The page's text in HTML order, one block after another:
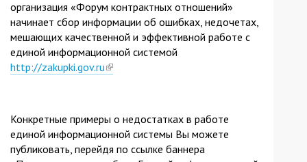
организация «Форум контрактных отношений»
начинает сбор информации об ошибках, недочетах,
мешающих качественной и эффективной работе с
единой информационной системой
http://zakupki.gov.ru(link
Конкретные примеры о недостатках в работе
единой информационной системы Вы можете
публиковать, перейдя по ссылке баннера